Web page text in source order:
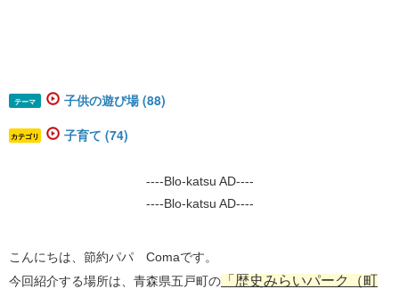
テーマ 子供の遊び場 (88)
カテゴリ 子育て (74)
----Blo-katsu AD----
----Blo-katsu AD----
こんにちは、節約パパ Comaです。
​今回紹介する場所は、青森県​​五戸町の ​「歴史みらいパーク（町